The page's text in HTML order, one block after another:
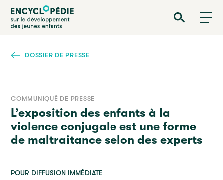
Aller
contenu
Encyclopédie sur le développement des jeunes enfants
DOSSIER DE PRESSE
COMMUNIQUÉ DE PRESSE
L’exposition des enfants à la
violence conjugale est une forme
de maltraitance selon des experts
POUR DIFFUSION IMMÉDIATE